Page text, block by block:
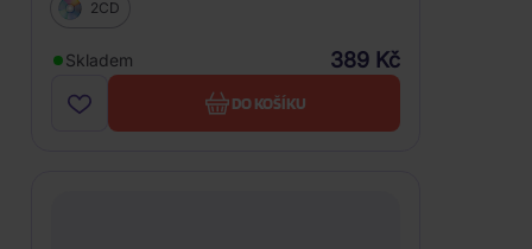
2CD
Skladem 389 Kč
DO KOŠÍKU